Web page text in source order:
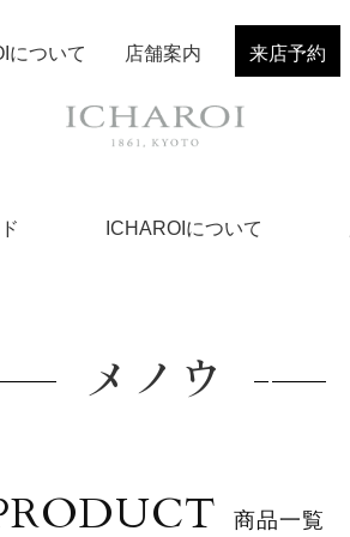
ICHAROIについて
について 店舗案内 来店予約
メノウ
商品一覧